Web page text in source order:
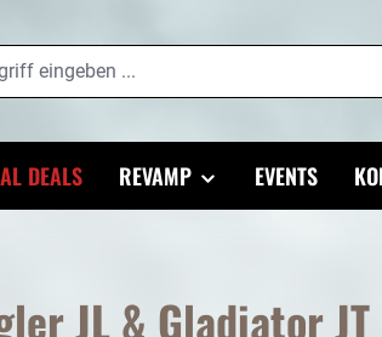
DEALS REVAMP EVENTS
JL & Gladiator JT